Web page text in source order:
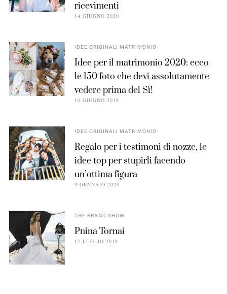
ricevimenti
14 GIUGNO 2020
IDEE ORIGINALI MATRIMONIO
Idee per il matrimonio 2020: ecco
le 150 foto che devi assolutamente
vedere prima del Sì!
10 GIUGNO 2019
IDEE ORIGINALI MATRIMONIO
Regalo per i testimoni di nozze, le
idee top per stupirli facendo
un’ottima figura
9 GENNAIO 2020
THE BRAND SHOW
Pnina Tornai
17 LUGLIO 2019